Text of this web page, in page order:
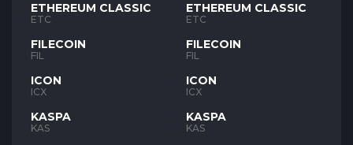
ETHEREUM CLASSIC
ETC
FILECOIN
FIL
ICON
ICX
KASPA
KAS
ETHEREUM CLASSIC
ETC
FILECOIN
FIL
ICON
ICX
KASPA
KAS